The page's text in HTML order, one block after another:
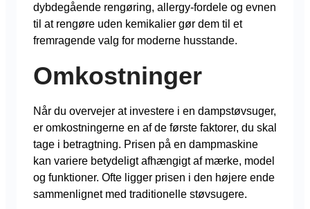
dybdegående rengøring, allergy-fordele og evnen
til at rengøre uden kemikalier gør dem til et
fremragende valg for moderne husstande.
Omkostninger
Når du overvejer at investere i en dampstøvsuger,
er omkostningerne en af de første faktorer, du skal
tage i betragtning. Prisen på en dampmaskine
kan variere betydeligt afhængigt af mærke, model
og funktioner. Ofte ligger prisen i den højere ende
sammenlignet med traditionelle støvsugere.